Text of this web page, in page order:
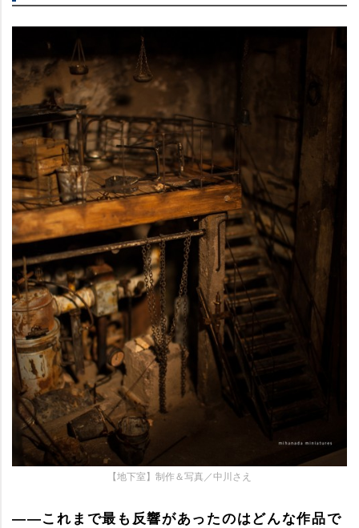
【地下室】制作＆写真／中川さえ
――これまで最も反響があったのはどんな作品で